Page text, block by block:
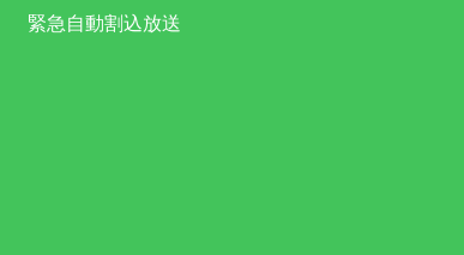
緊急自動割込放送